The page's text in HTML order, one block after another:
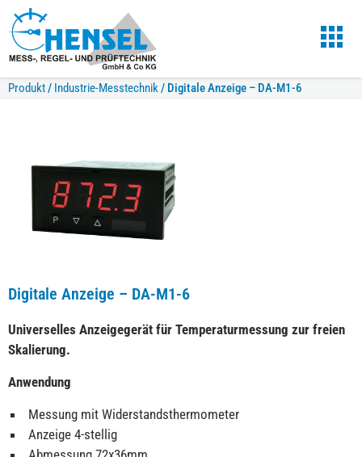
Produkt/ Industrie-Messtechnik/ Digitale Anzeige – DA-M1-6
Digitale Anzeige – DA-M1-6
Universelles Anzeigegerät für Temperaturmessung zur freien
Skalierung.
Anwendung
Messung mit Widerstandsthermometer
Anzeige 4-stellig